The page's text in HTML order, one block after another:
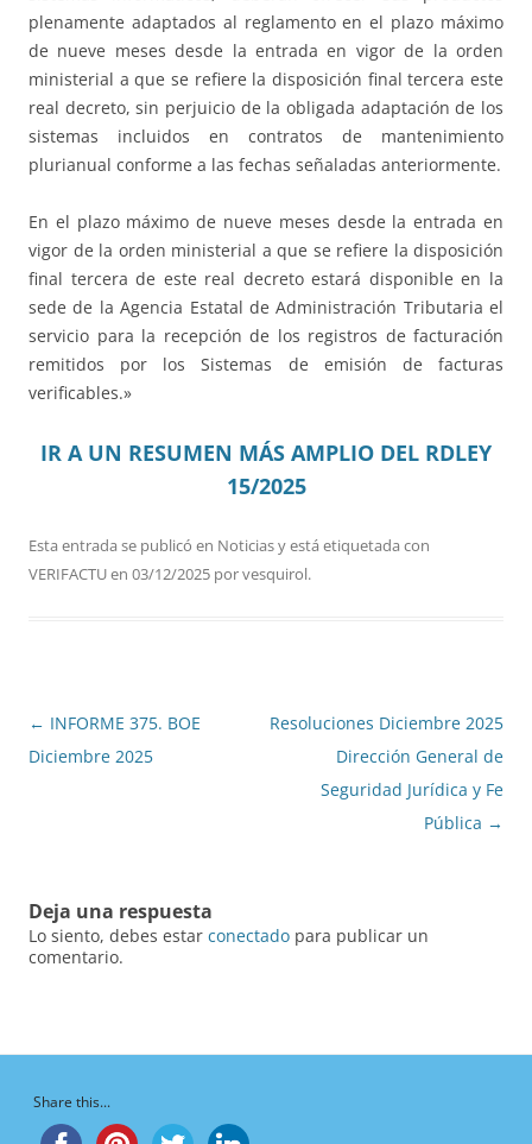
plenamente adaptados al reglamento en el plazo máximo
de nueve meses desde la entrada en vigor de la orden
ministerial a que se refiere la disposición final tercera este
real decreto, sin perjuicio de la obligada adaptación de los
sistemas incluidos en contratos de mantenimiento
plurianual conforme a las fechas señaladas anteriormente.
En el plazo máximo de nueve meses desde la entrada en
vigor de la orden ministerial a que se refiere la disposición
final tercera de este real decreto estará disponible en la
sede de la Agencia Estatal de Administración Tributaria el
servicio para la recepción de los registros de facturación
remitidos por los Sistemas de emisión de facturas
verificables.»
IR A UN RESUMEN MÁS AMPLIO DEL RDLEY
15/2025
Esta entrada se publicó en Noticiasy está etiquetada con
VERIFACTUen 03/12/2025 porvesquirol.
Navegación
de
← INFORME 375. BOE
Diciembre 2025
Resoluciones Diciembre 2025
Dirección General de
Seguridad Jurídica y Fe
Pública →
Deja una respuesta
Lo siento, debes estar conectado para publicar un
comentario.
Share this...